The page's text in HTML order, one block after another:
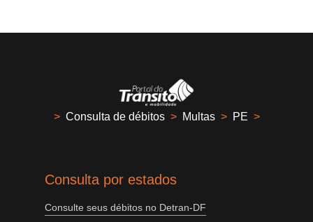
> Consulta de débitos > Multas > PE >
Consulta por estados
Consulte seus débitos no Detran-DF